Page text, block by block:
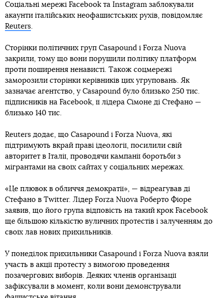
Соціальні мережі Facebook та Instagram заблокували
акаунти італійських неофашистських рухів, повідомляє
Reuters
Сторінки політичних груп Casapound і Forza Nuova
закрили, тому що вони порушили політику платформ
проти поширення ненависті. Також соцмережі
заморозили сторінки керівників цих угруповань. Як
зазначає агентство, у Casapound було близько 250 тис.
підписників на Facebook, її лідера Сімоне ді Стефано —
близько 140 тис.
Reuters додає, що Casapound і Forza Nuova, які
підтримують вкрай праві ідеології, посилили свій
авторитет в Італії, проводячи кампанії боротьби з
мігрантами на своїх сайтах у соціальних мережах.
«Це плювок в обличчя демократії», — відреагував ді
Стефано в Twitter. Лідер Forza Nuova Роберто Фіоре
заявив, що його група відповість на такий крок Facebook
ще більшою кількістю вуличних протестів і залученням до
своїх лав нових прихильників.
У понеділок прихильники Casapound і Forza Nuova взяли
участь в акції протесту з вимогою проведення
позачергових виборів. Деяких членів організації
зафіксували в момент, коли вони демонстрували